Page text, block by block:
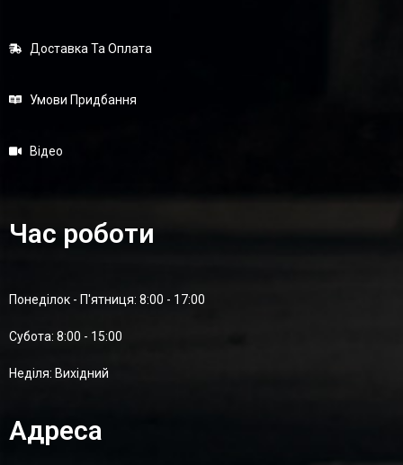
Доставка Та Оплата
Умови Придбання
Відео
Час роботи
Понеділок - П'ятниця: 8:00 - 17:00
Суботa: 8:00 - 15:00
Неділя: Вихідний
Адреса